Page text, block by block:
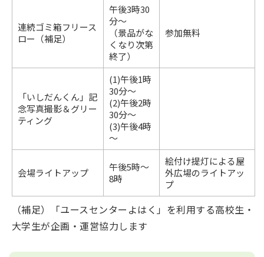
連続ゴミ箱フリース
ロー（補足）
午後3時30
分～
（景品がな
くなり次第
終了）
参加無料
「いしだんくん」記
念写真撮影＆グリー
ティング
(1)午後1時
30分～
(2)午後2時
30分～
(3)午後4時
～
会場ライトアップ
午後5時～
8時
絵付け提灯による屋
外広場のライトアッ
プ
（補足）「ユースセンターよはく」を利用する高校生・
大学生が企画・運営協力します